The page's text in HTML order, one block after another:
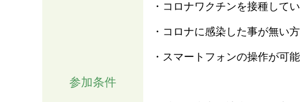
参加条件
・コロナワクチンを接種して
・コロナに感染した事が無い方
・スマートフォンの操作が可